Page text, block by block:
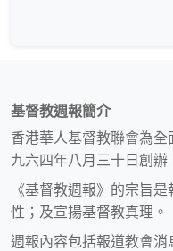
基督教週報簡介
香港華人基督教聯會為
九六四年八月三十日創辦
《基督教週報》的宗旨
性；及宣揚基督教真理。
週報內容包括報道教會